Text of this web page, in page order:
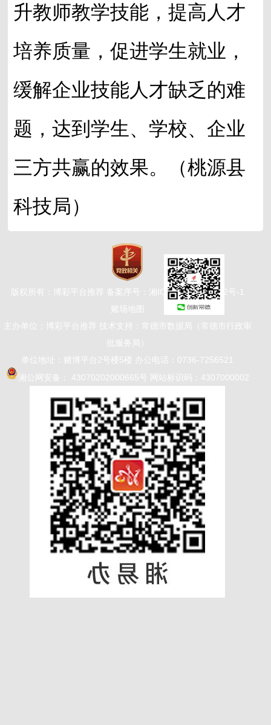
升教师教学技能，提高人才
培养质量，促进学生就业，
缓解企业技能人才缺乏的难
题，达到学生、学校、企业
三方共赢的效果。（桃源县
科技局）
版权所有：博彩平台推荐 备案序号：
湘ICP备2024046622号-1
赌场地图
主办单位：博彩平台推荐 技术支持：常德市数据局（常德市行政审
批服务局）
单位地址：赌博平台2号楼5楼 办公电话：0736-7256521
湘公网安备： 43070202000665号
网站标识码：4307000002